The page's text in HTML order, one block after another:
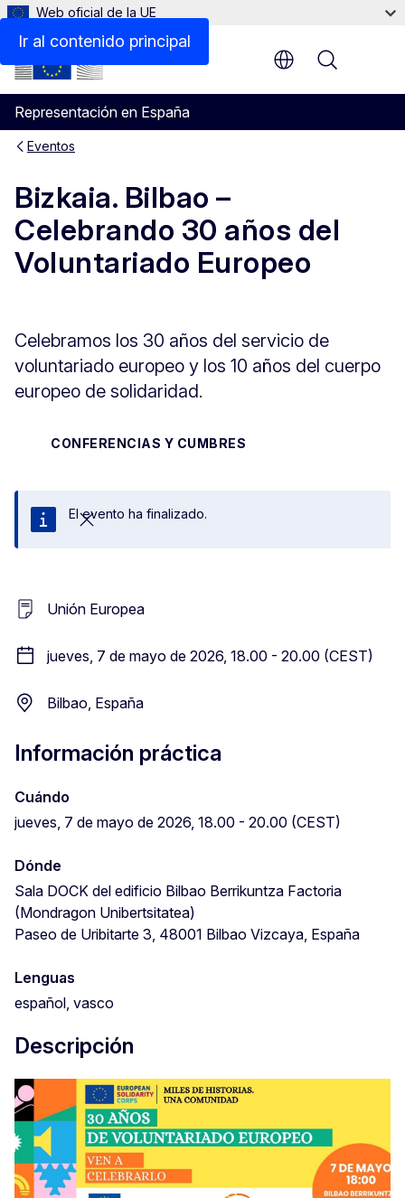
Ir al contenido principal
Web oficial de la UE
Representación en España
Menu
Eventos
Bizkaia. Bilbao –
Celebrando 30 años del
Voluntariado Europeo
Celebramos los 30 años del servicio de
voluntariado europeo y los 10 años del cuerpo
europeo de solidaridad.
CONFERENCIAS Y CUMBRES
Cerrar
El evento ha finalizado.
Unión Europea
jueves, 7 de mayo de 2026, 18.00 - 20.00 (CEST)
Bilbao, España
Información práctica
Cuándo
jueves, 7 de mayo de 2026, 18.00 - 20.00 (CEST)
Dónde
Sala DOCK del edificio Bilbao Berrikuntza Factoria
(Mondragon Unibertsitatea)
Paseo de Uribitarte 3, 48001 Bilbao Vizcaya, España
Lenguas
español, vasco
Descripción